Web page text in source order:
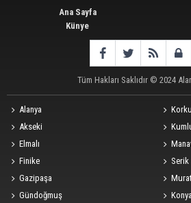
Ana Sayfa
Künye
Tüm Hakları Saklıdır © 2024
Alanya
Akseki
Elmalı
Finike
Gazipaşa
Gündoğmuş
Serik